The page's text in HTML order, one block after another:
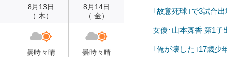
8月13日
（ 木）
8月14日
（ 金）
曇時々晴
曇時々晴
｢故意死球｣で3試合
女優･山本舞香 第1子
｢俺が壊した｣17歳少